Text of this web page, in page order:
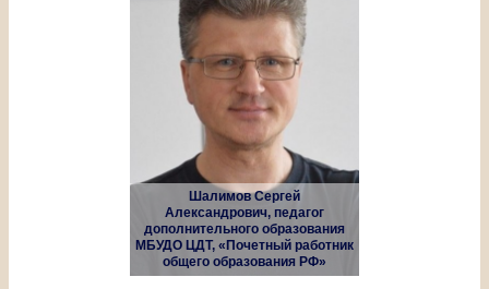
Шалимов Сергей
Александрович, педагог
дополнительного образования
МБУДО ЦДТ, «Почетный работник
общего образования РФ»